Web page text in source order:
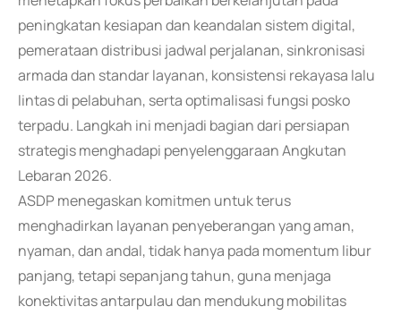
peningkatan kesiapan dan keandalan sistem digital,
pemerataan distribusi jadwal perjalanan, sinkronisasi
armada dan standar layanan, konsistensi rekayasa lalu
lintas di pelabuhan, serta optimalisasi fungsi posko
terpadu. Langkah ini menjadi bagian dari persiapan
strategis menghadapi penyelenggaraan Angkutan
Lebaran 2026.
ASDP menegaskan komitmen untuk terus
menghadirkan layanan penyeberangan yang aman,
nyaman, dan andal, tidak hanya pada momentum libur
panjang, tetapi sepanjang tahun, guna menjaga
konektivitas antarpulau dan mendukung mobilitas